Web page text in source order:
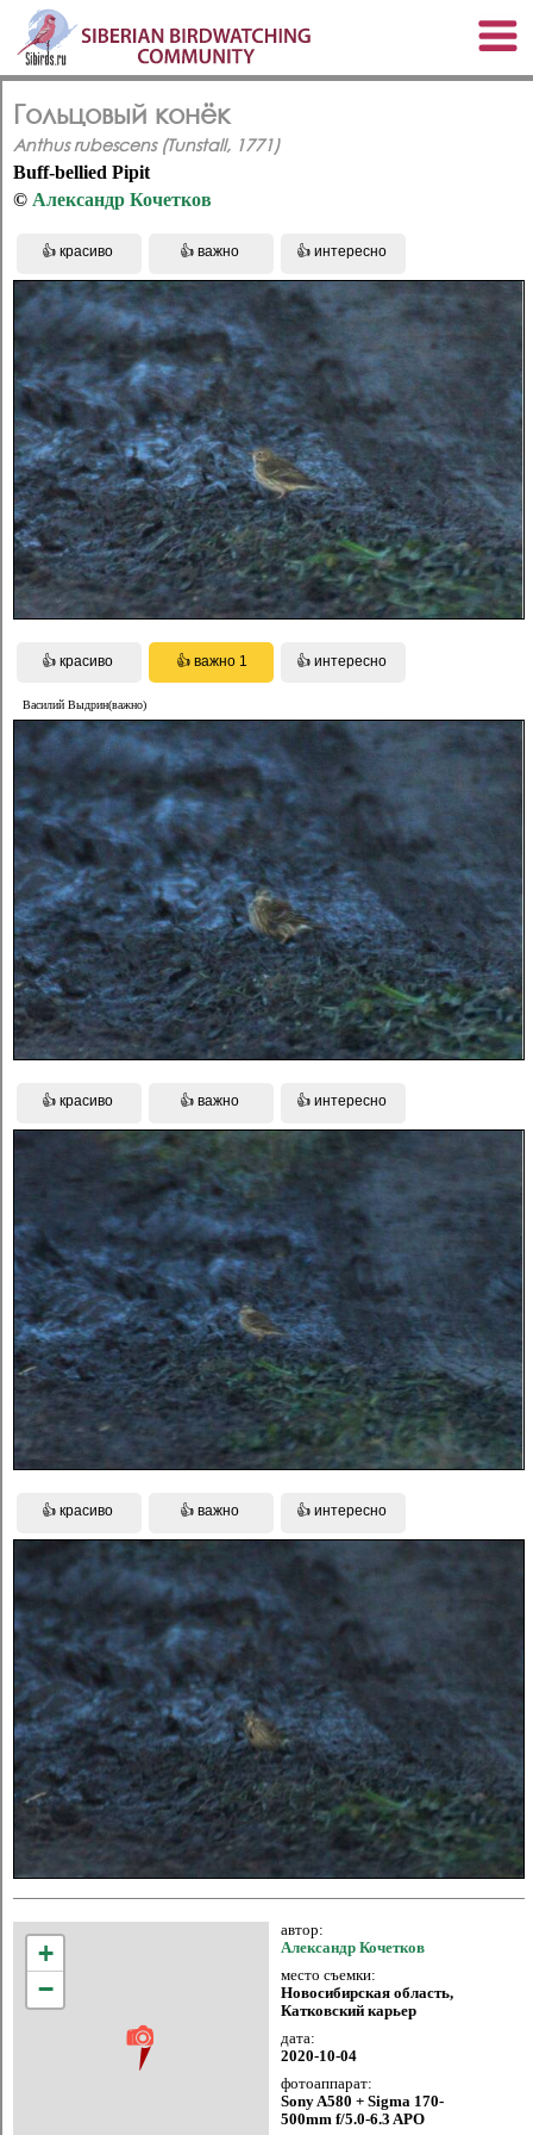
Гольцовый конёк
Anthus rubescens (Tunstall, 1771)
Buff-bellied Pipit
© Александр Кочетков
Василий Выдрин(важно)
+
−
автор:
Александр Кочетков
место съемки:
Новосибирская область,
Катковский карьер
дата:
2020-10-04
фотоаппарат:
Sony A580 + Sigma 170-
500mm f/5.0-6.3 APO